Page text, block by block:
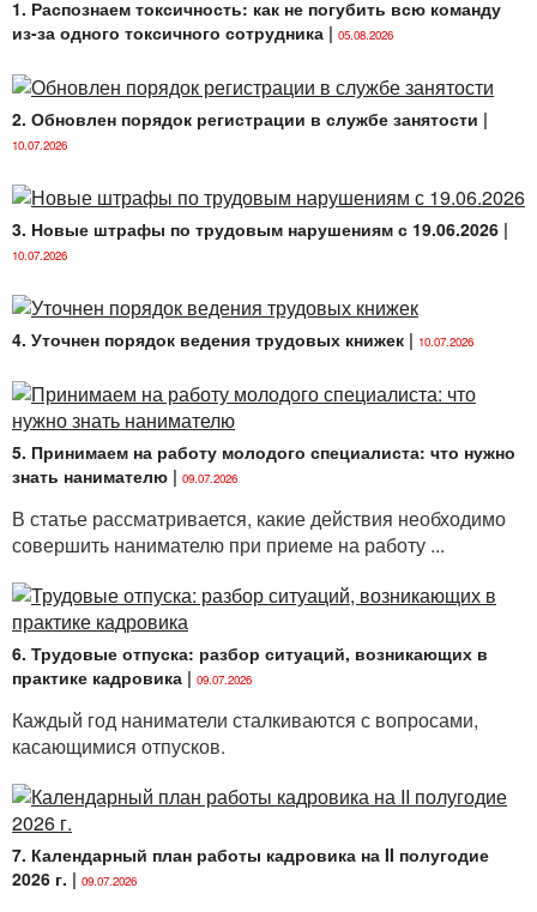
1. Распознаем токсичность: как не погубить всю команду
из-за одного токсичного сотрудника | 05.08.2026
2. Обновлен порядок регистрации в службе занятости |
10.07.2026
3. Новые штрафы по трудовым нарушениям с 19.06.2026 |
10.07.2026
4. Уточнен порядок ведения трудовых книжек | 10.07.2026
5. Принимаем на работу молодого специалиста: что нужно
знать нанимателю | 09.07.2026
В статье рассматривается, какие действия необходимо
совершить нанимателю при приеме на работу ...
6. Трудовые отпуска: разбор ситуаций, возникающих в
практике кадровика | 09.07.2026
Каждый год наниматели сталкиваются с вопросами,
касающимися отпусков.
7. Календарный план работы кадровика на II полугодие
2026 г. | 09.07.2026